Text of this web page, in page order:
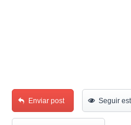
Enviar post Seguir